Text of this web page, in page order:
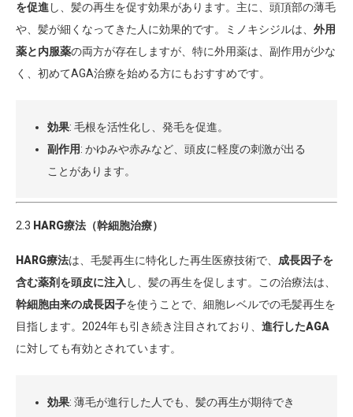
を促進 し、髪の再生を促す効果があります。主に、頭頂部の薄毛
や、髪が細くなってきた人に効果的です。ミノキシジルは、 外用
薬と内服薬の両方が存在しますが、特に外用薬は、副作用が少な
く、初めてAGA治療を始める方にもおすすめです。
効果: 毛根を活性化し、発毛を促進。
副作用: かゆみや赤みなど、頭皮に軽度の刺激が出る
ことがあります。
2.3 HARG療法（幹細胞治療）
HARG療法は、毛髪再生に特化した再生医療技術で、 成長因子を
含む薬剤を頭皮に注入 し、髪の再生を促します。この治療法は、
幹細胞由来の成長因子を使うことで、細胞レベルでの毛髪再生を
目指します。2024年も引き続き注目されており、 進行したAGA
に対しても有効とされています。
効果: 薄毛が進行した人でも、髪の再生が期待でき